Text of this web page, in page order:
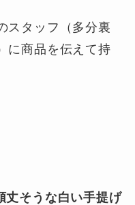
スタッフ（多分裏
に商品を伝えて持
そうな白い手提げ